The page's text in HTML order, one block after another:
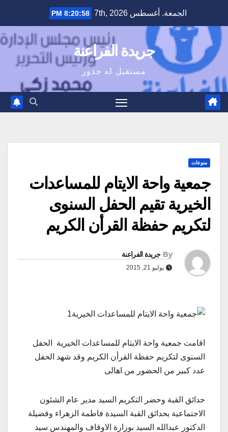
content
الجمعة. أغسطس 7th, 2026 8:20:58 PM
جريدة الفراعنة
مستقبل له جذور
منوعات
جمعية واحة الايتام للمساعدات
الخيرية تقيم الحفل السنوى
لتكريم حفظة القرأن الكريم
By جريدة الفراعنة
يوليو 21, 2015
اقامت جمعية واحة الايتام للمساعدات الخيرية الحفل
السنوى لتكريم حفظة القرأن الكريم وقد شهد الحفل
عدد كبير من الحضور من اهالى
حدائق القبة وحضر التكريم السيد مدير عام الشئون
الاجتماعية بحدائق القبة السيدة فاطمة الزهراء وفضيلة
الدكتور عبدالله السيد بوزارة الاوقاف والمهندس سيد